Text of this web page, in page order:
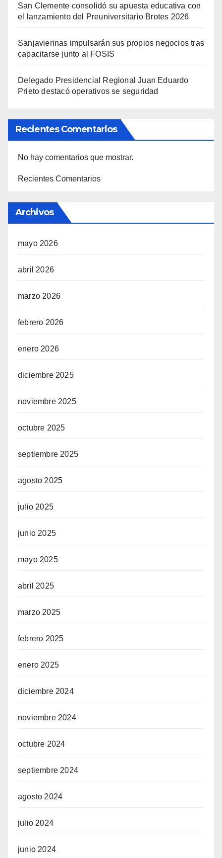
San Clemente consolidó su apuesta educativa con
el lanzamiento del Preuniversitario Brotes 2026
Sanjavierinas impulsarán sus propios negocios tras
capacitarse junto al FOSIS
Delegado Presidencial Regional Juan Eduardo
Prieto destacó operativos se seguridad
Recientes Comentarios
No hay comentarios que mostrar.
Recientes Comentarios
Archivos
mayo 2026
abril 2026
marzo 2026
febrero 2026
enero 2026
diciembre 2025
noviembre 2025
octubre 2025
septiembre 2025
agosto 2025
julio 2025
junio 2025
mayo 2025
abril 2025
marzo 2025
febrero 2025
enero 2025
diciembre 2024
noviembre 2024
octubre 2024
septiembre 2024
agosto 2024
julio 2024
junio 2024